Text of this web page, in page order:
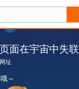
面在宇宙中失联
址
～